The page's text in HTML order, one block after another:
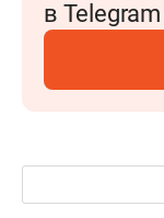
в Telegram